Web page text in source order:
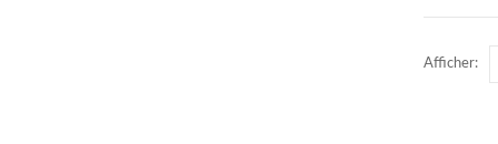
Afficher: